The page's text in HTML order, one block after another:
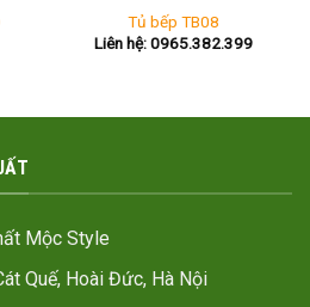
Tủ bếp TB08
Liên hệ: 0965.382.399
Mộc Style
Quế, Hoài Đức, Hà Nội